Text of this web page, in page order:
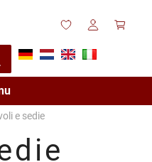
e sedie